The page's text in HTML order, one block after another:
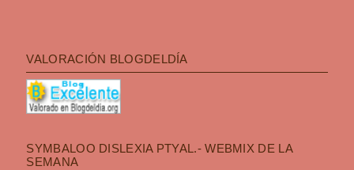
VALORACIÓN BLOGDELDÍA
SYMBALOO DISLEXIA PTYAL.- WEBMIX DE LA
SEMANA